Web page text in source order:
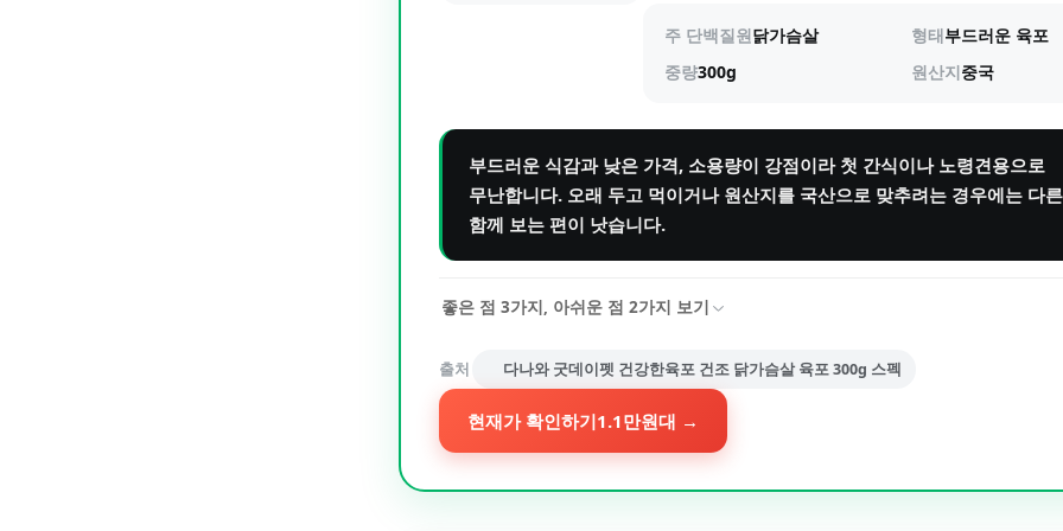
주 단백질원닭가슴살 형태부드러운 육포
중량300g 원산지중국
부드러운 식감과 낮은 가격, 소용량이 강점이라 첫 간식이나 노령견용으로
무난합니다. 오래 두고 먹이거나 원산지를 국산으로 맞추려는 경우에는 다
함께 보는 편이 낫습니다.
좋은 점 3가지, 아쉬운 점 2가지 보기
출처 다나와 굿데이펫 건강한육포 건조 닭가슴살 육포 300g 스펙
현재가 확인하기1.1만원대 →